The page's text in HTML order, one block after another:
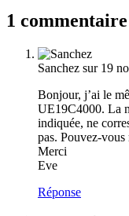
1 commentaire
Sanchez sur 19
Bonjour, j’ai le
UE19C4000. La
indiquée, ne
pas. Pouvez-vous
Merci
Eve
Réponse